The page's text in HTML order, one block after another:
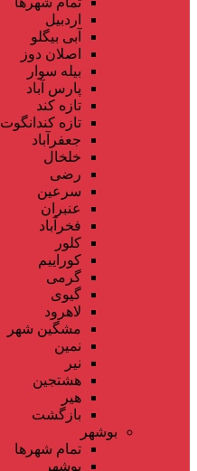
اردبیل
آبی بیگلو
اصلان دوز
بیله سوار
پارس آباد
تازه کند
تازه کندانگوت
جعفرآباد
خلخال
رضی
سرعین
عنبران
فخرآباد
کلور
کوراییم
گرمی
گیوی
لاهرود
مشگین شهر
نمین
نیر
هشتجین
هیر
بازگشت
بوشهر
تمام شهر‌ها
بوشهر